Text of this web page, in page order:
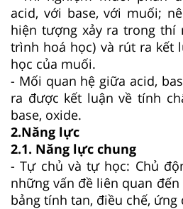
acid, với base, với muối;
hiện tượng xảy ra trong thí
trình hoá học) và rút ra kết
học của muối.
- Mối quan hệ giữa acid,
ra được kết luận về tính
base, oxide.
2.Năng lực
2.1. Năng lực chung
- Tự chủ và tự học: Chủ
những vấn đề liên quan
bảng tính tan, điều chế, ứng